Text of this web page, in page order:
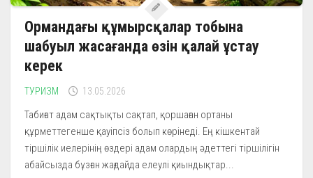
Ормандағы құмырсқалар тобына
шабуыл жасағанда өзін қалай ұстау
керек
ТУРИЗМ 13.05.2026
Табиғат адам сақтықты сақтап, қоршаған ортаны
құрметтегенше қауіпсіз болып көрінеді. Ең кішкентай
тіршілік иелерінің өздері адам олардың әдеттегі тіршілігін
абайсызда бұзған жағдайда елеулі қиындықтар...